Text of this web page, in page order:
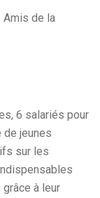
Amis de la
6 salariés pour
de jeunes
sur les
à leur